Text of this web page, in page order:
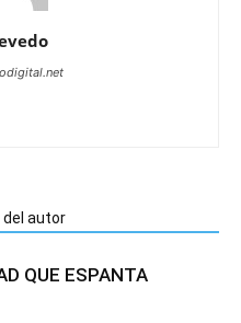
del autor
QUE ESPANTA